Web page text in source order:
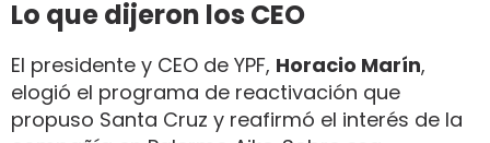
Lo que dijeron los CEO
El presidente y CEO de YPF, Horacio Marín,
elogió el programa de reactivación que
propuso Santa Cruz y reafirmó el interés de la